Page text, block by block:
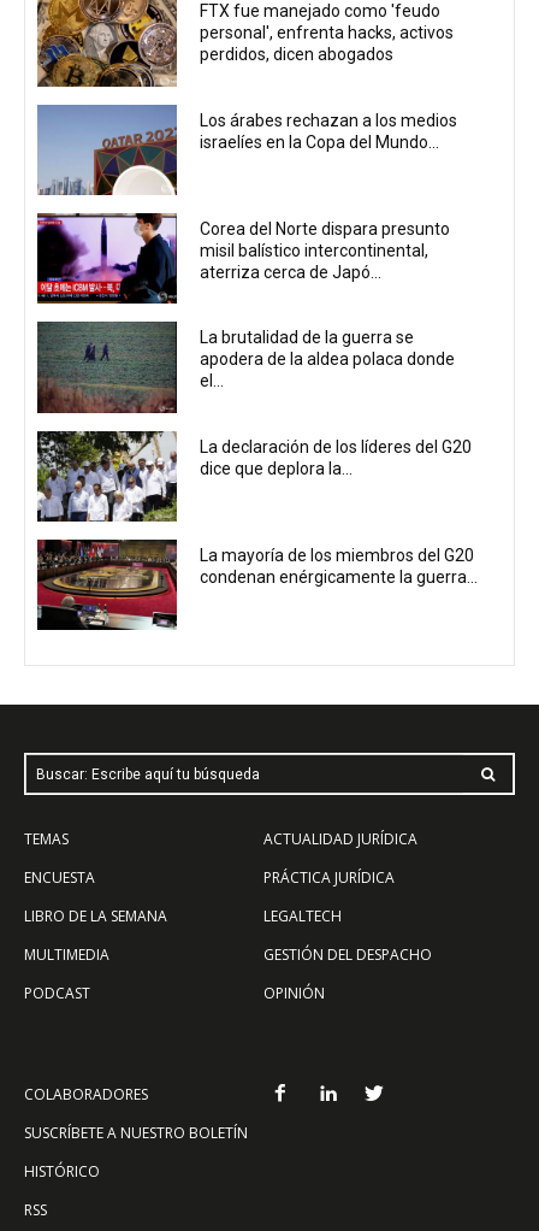
FTX fue manejado como 'feudo
personal', enfrenta hacks, activos
perdidos, dicen abogados
Los árabes rechazan a los medios
israelíes en la Copa del Mundo...
Corea del Norte dispara presunto
misil balístico intercontinental,
aterriza cerca de Japó...
La brutalidad de la guerra se
apodera de la aldea polaca donde
el...
La declaración de los líderes del G20
dice que deplora la...
La mayoría de los miembros del G20
condenan enérgicamente la guerra...
Buscar: Escribe aquí tu búsqueda
TEMAS
ENCUESTA
LIBRO DE LA SEMANA
MULTIMEDIA
PODCAST
ACTUALIDAD JURÍDICA
PRÁCTICA JURÍDICA
LEGALTECH
GESTIÓN DEL DESPACHO
OPINIÓN
COLABORADORES
SUSCRÍBETE A NUESTRO BOLETÍN
HISTÓRICO
RSS